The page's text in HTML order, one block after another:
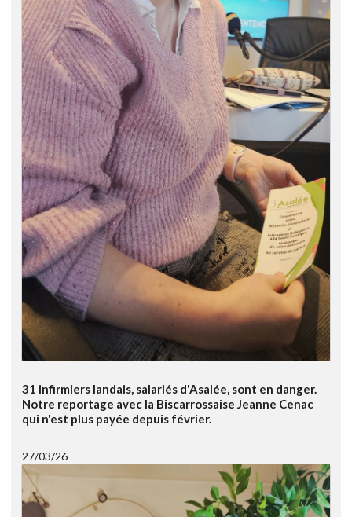
31 infirmiers landais, salariés d'Asalée, sont en danger.
Notre reportage avec la Biscarrossaise Jeanne Cenac
qui n'est plus payée depuis février.
27/03/26